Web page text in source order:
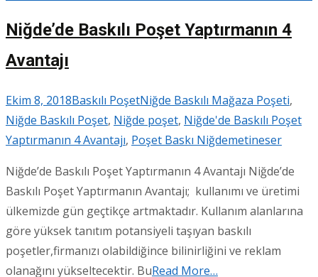
Niğde’de Baskılı Poşet Yaptırmanın 4
Avantajı
Ekim 8, 2018Baskılı PoşetNiğde Baskılı Mağaza Poşeti,
Niğde Baskılı Poşet, Niğde poşet, Niğde'de Baskılı Poşet
Yaptırmanın 4 Avantajı, Poşet Baskı Niğdemetineser
Niğde’de Baskılı Poşet Yaptırmanın 4 Avantajı Niğde’de
Baskılı Poşet Yaptırmanın Avantajı; kullanımı ve üretimi
ülkemizde gün geçtikçe artmaktadır. Kullanım alanlarına
göre yüksek tanıtım potansiyeli taşıyan baskılı
poşetler,firmanızı olabildiğince bilinirliğini ve reklam
olanağını yükseltecektir. BuRead More…